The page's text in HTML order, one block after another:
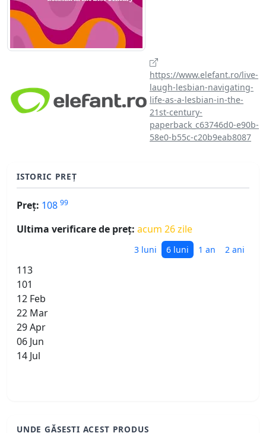
https://www.elefant.ro/live-
laugh-lesbian-navigating-
life-as-a-lesbian-in-the-
21st-century-
paperback_c63746d0-e90b-
58e0-b55c-c20b9eab8087
ISTORIC PREȚ
Preț: 108 99
Ultima verificare de preț: acum 26 zile
3 luni 6 luni 1 an 2 ani
113
101
12 Feb
22 Mar
29 Apr
06 Jun
14 Jul
UNDE GĂSEȘTI ACEST PRODUS